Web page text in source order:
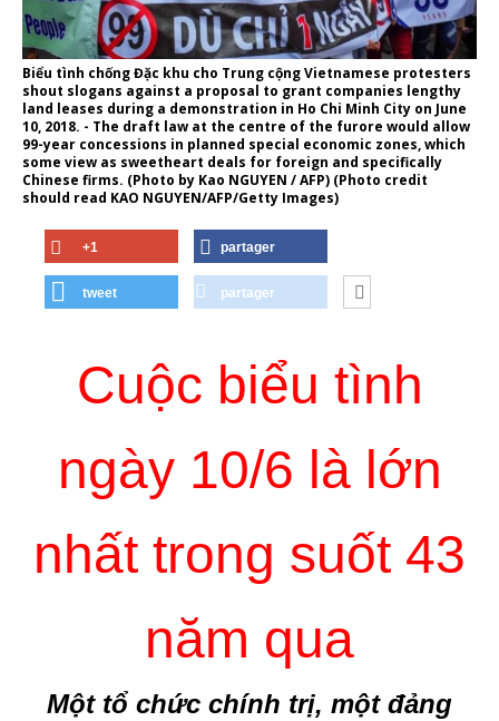
Biểu tình chống Đặc khu cho Trung cộng Vietnamese protesters
shout slogans against a proposal to grant companies lengthy
land leases during a demonstration in Ho Chi Minh City on June
10, 2018. - The draft law at the centre of the furore would allow
99-year concessions in planned special economic zones, which
some view as sweetheart deals for foreign and specifically
Chinese firms. (Photo by Kao NGUYEN / AFP) (Photo credit
should read KAO NGUYEN/AFP/Getty Images)
+1 partager
tweet partager
Cuộc biểu tình
ngày 10/6 là lớn
nhất trong suốt 43
năm qua
Một tổ chức chính trị, một đảng